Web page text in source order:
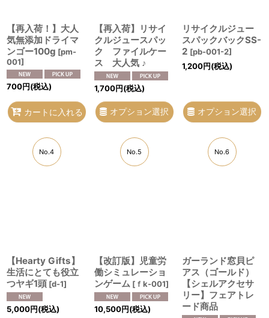
【再入荷！】大人
気無添加ドライマ
ンゴー100g [pm-
001]
700円(税込)
カートに入れる
【再入荷】リサイ
クルジュースパッ
ク ファイルケー
ス 大人気 ♪
1,700円(税込)
オプション選択
リサイクルジュー
スパックバックSS-
2 [pb-001-2]
1,200円(税込)
オプション選択
No.4
【Hearty Gifts】
生活にとても役立
つヤギ1頭 [d-1]
5,000円(税込)
No.5
【改訂版】児童労
働シミュレーショ
ンゲーム [ｆk-001]
10,500円(税込)
No.6
ガーランド窓貝ピ
アス（ゴールド）
【シェルアクセサ
リー】フェアトレ
ード商品